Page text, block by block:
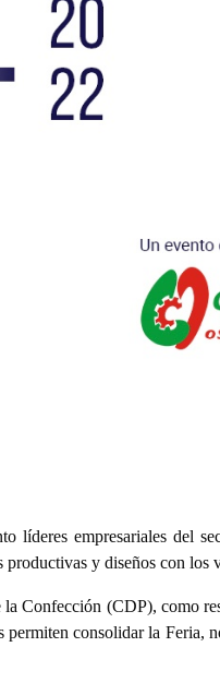
líderes empresariales del
y diseños con los
Confección (CDP), como
permiten consolidar la Feria,